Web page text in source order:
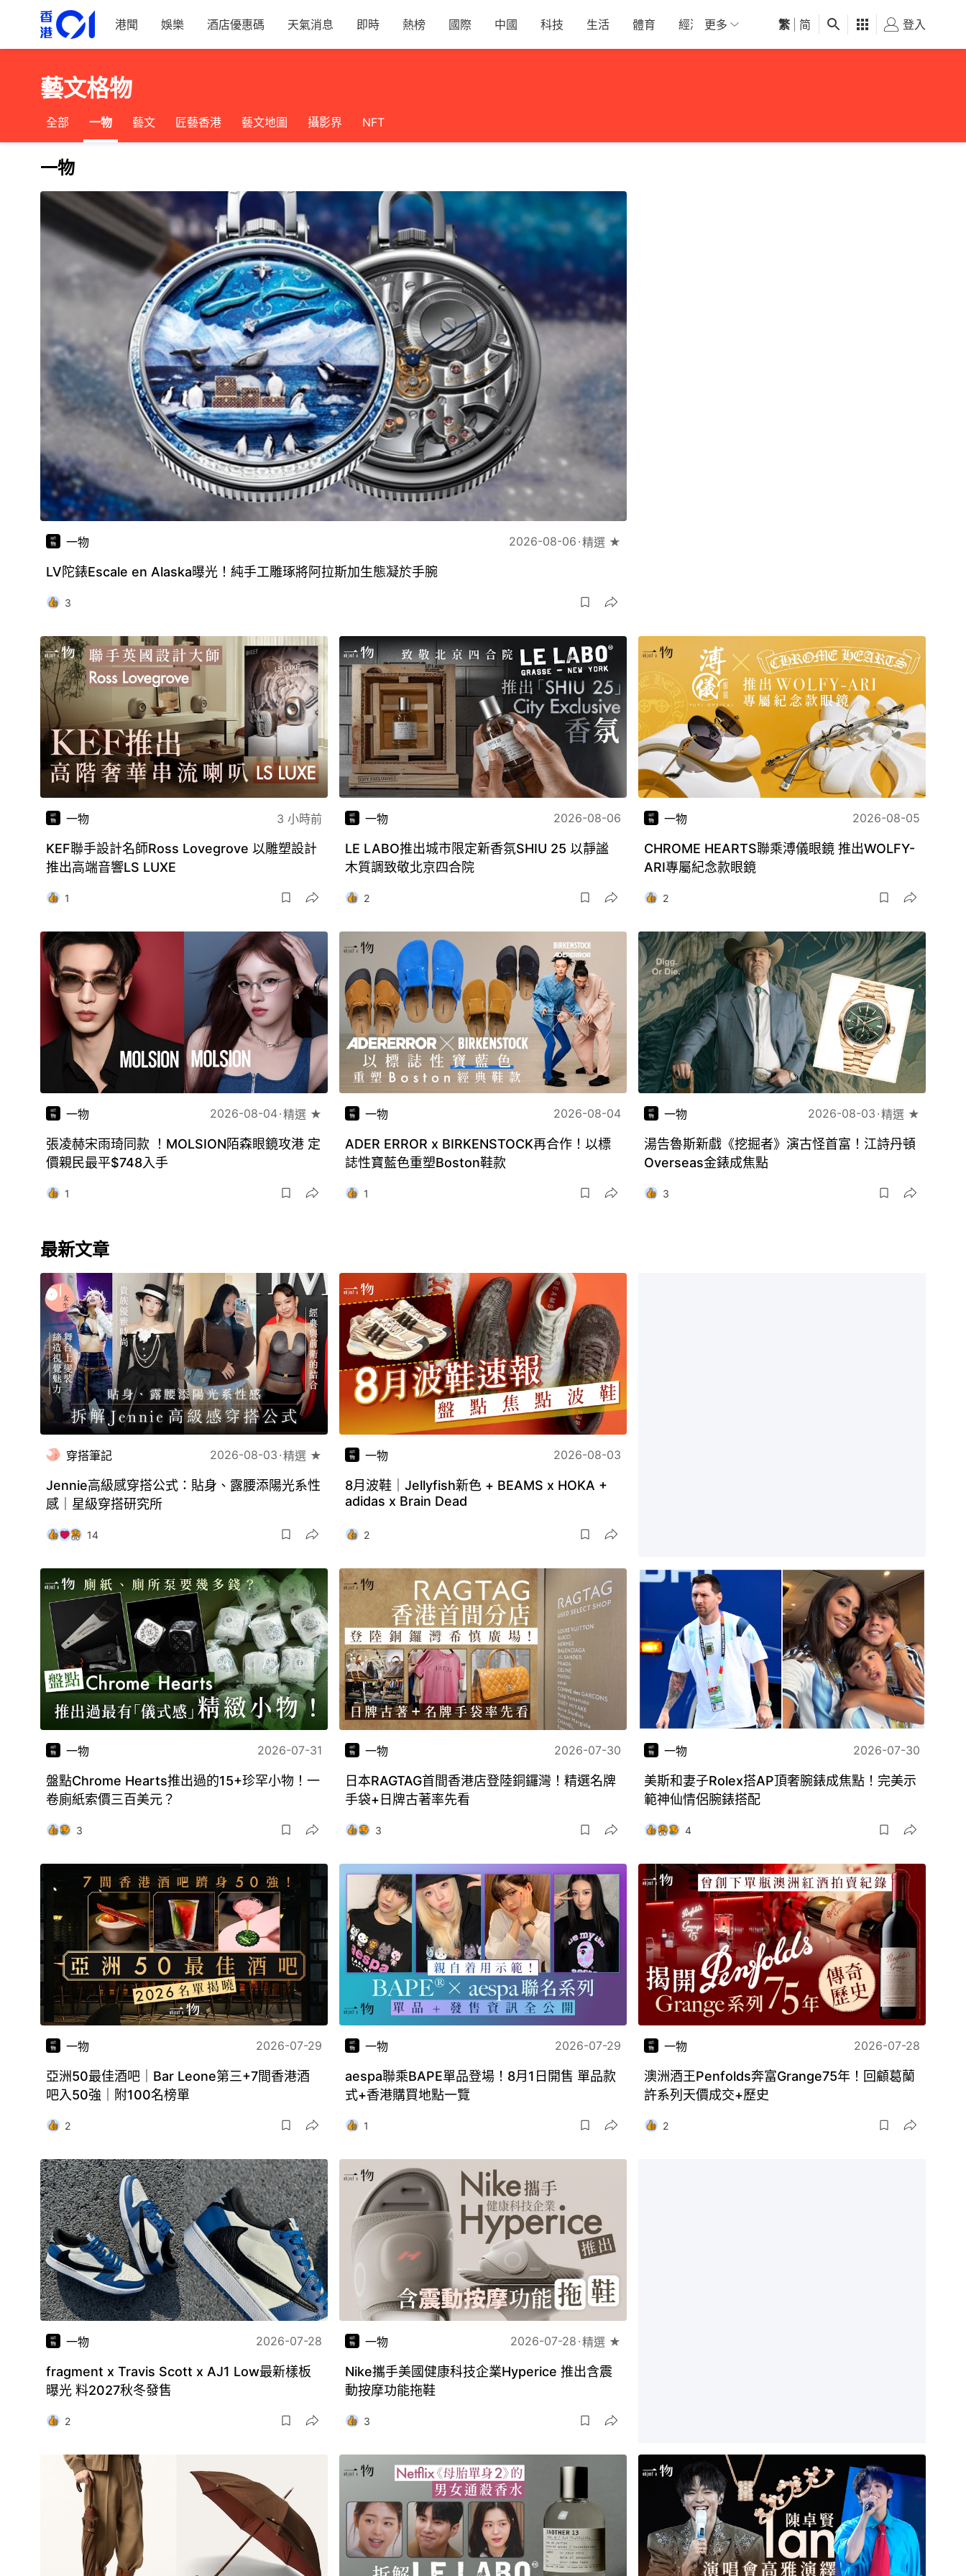
港聞 娛樂 酒店優惠碼 天氣消息 即時 熱榜 國際 中國 科技 生活 體育 經濟 01深圳 觀點 健康 好食玩飛
更多 繁 简 登入
藝文格物
全部 一物 藝文 匠藝香港 藝文地圖 攝影界 NFT
一物
一物 2026-08-06 精選 ★
LV陀錶Escale en Alaska曝光！純手工雕琢將阿拉斯加生態凝於手腕
3
一物 3 小時前
KEF聯手設計名師Ross Lovegrove 以雕塑設計
推出高端音響LS LUXE
1
一物 2026-08-06
LE LABO推出城市限定新香氛SHIU 25 以靜謐
木質調致敬北京四合院
2
一物 2026-08-05
CHROME HEARTS聯乘溥儀眼鏡 推出WOLFY-
ARI專屬紀念款眼鏡
2
一物 2026-08-04 精選 ★
張凌赫宋雨琦同款 ！MOLSION陌森眼鏡攻港 定
價親民最平$748入手
1
一物 2026-08-04
ADER ERROR x BIRKENSTOCK再合作！以標
誌性寶藍色重塑Boston鞋款
1
一物 2026-08-03 精選 ★
湯告魯斯新戲《挖掘者》演古怪首富！江詩丹頓
Overseas金錶成焦點
3
最新文章
穿搭筆記 2026-08-03 精選 ★
Jennie高級感穿搭公式：貼身、露腰添陽光系性
感｜星級穿搭研究所
14
一物 2026-08-03
8月波鞋｜Jellyfish新色 + BEAMS x HOKA +
adidas x Brain Dead
2
一物 2026-07-31
盤點Chrome Hearts推出過的15+珍罕小物！一
卷廁紙索價三百美元？
3
一物 2026-07-30
日本RAGTAG首間香港店登陸銅鑼灣！精選名牌
手袋+日牌古著率先看
3
一物 2026-07-30
美斯和妻子Rolex搭AP頂奢腕錶成焦點！完美示
範神仙情侶腕錶搭配
4
一物 2026-07-29
亞洲50最佳酒吧｜Bar Leone第三+7間香港酒
吧入50強｜附100名榜單
2
一物 2026-07-29
aespa聯乘BAPE單品登場！8月1日開售 單品款
式+香港購買地點一覽
1
一物 2026-07-28
澳洲酒王Penfolds奔富Grange75年！回顧葛蘭
許系列天價成交+歷史
2
一物 2026-07-28
fragment x Travis Scott x AJ1 Low最新樣板
曝光 料2027秋冬發售
2
一物 2026-07-28 精選 ★
Nike攜手美國健康科技企業Hyperice 推出含震
動按摩功能拖鞋
3